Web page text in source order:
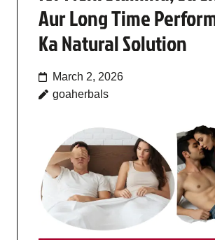
Aur Long Time
Ka Natural Solution
March 2, 2026
goaherbals